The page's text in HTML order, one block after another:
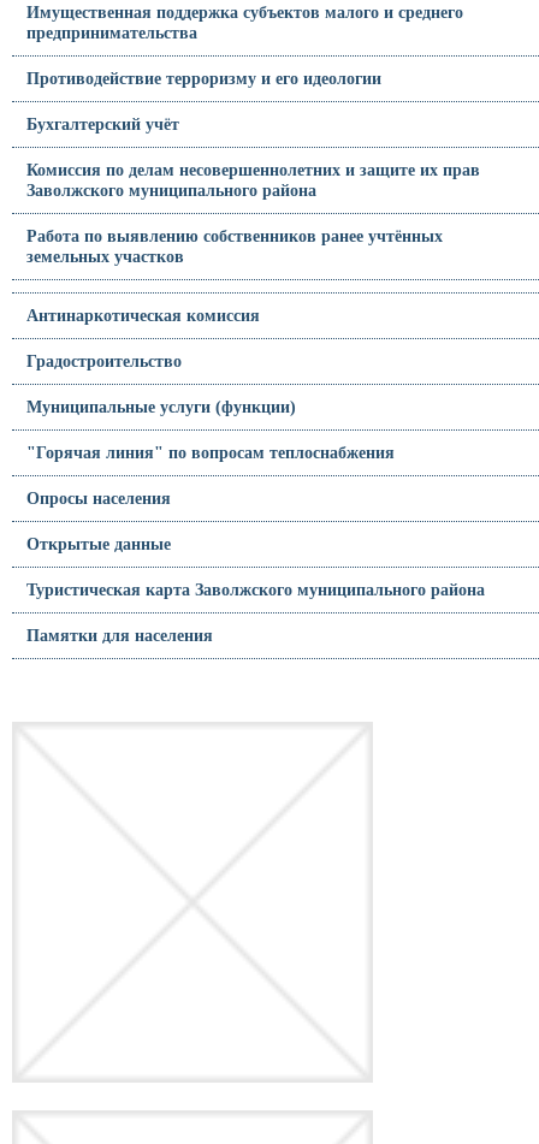
Имущественная поддержка субъектов малого и среднего
предпринимательства
Противодействие терроризму и его идеологии
Бухгалтерский учёт
Комиссия по делам несовершеннолетних и защите их прав
Заволжского муниципального района
Работа по выявлению собственников ранее учтённых
земельных участков
Антинаркотическая комиссия
Градостроительство
Муниципальные услуги (функции)
"Горячая линия" по вопросам теплоснабжения
Опросы населения
Открытые данные
Туристическая карта Заволжского муниципального района
Памятки для населения